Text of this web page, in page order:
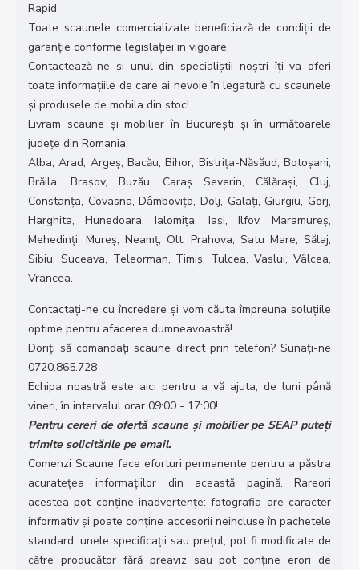
Rapid.
Toate scaunele comercializate beneficiază de condiții de
garanție conforme legislației in vigoare.
Contactează-ne și unul din specialiștii noștri îți va oferi
toate informațiile de care ai nevoie în legatură cu scaunele
și produsele de mobila din stoc!
Livram scaune și mobilier în București și în următoarele
județe din Romania:
Alba, Arad, Argeș, Bacău, Bihor, Bistrița-Năsăud, Botoșani,
Brăila, Brașov, Buzău, Caraș Severin, Călărași, Cluj,
Constanța, Covasna, Dâmbovița, Dolj, Galați, Giurgiu, Gorj,
Harghita, Hunedoara, Ialomița, Iași, Ilfov, Maramureș,
Mehedinți, Mureș, Neamț, Olt, Prahova, Satu Mare, Sălaj,
Sibiu, Suceava, Teleorman, Timiș, Tulcea, Vaslui, Vâlcea,
Vrancea.
Contactați-ne cu încredere și vom căuta împreuna soluțiile
optime pentru afacerea dumneavoastră!
Doriți să comandați scaune direct prin telefon? Sunați-ne
0720.865.728
Echipa noastră este aici pentru a vă ajuta, de luni până
vineri, în intervalul orar 09:00 - 17:00!
Pentru cereri de ofertă scaune și mobilier pe SEAP puteți
trimite solicitările pe email.
Comenzi Scaune face eforturi permanente pentru a păstra
acuratețea informațiilor din această pagină. Rareori
acestea pot conține inadvertenţe: fotografia are caracter
informativ şi poate conține accesorii neincluse în pachetele
standard, unele specificații sau prețul, pot fi modificate de
către producător fără preaviz sau pot conține erori de